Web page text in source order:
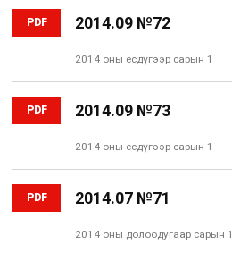
PDF 2014.09 №72
2014 оны есдүгээр сарын 1
PDF 2014.09 №73
2014 оны есдүгээр сарын 1
PDF 2014.07 №71
2014 оны долоодугаар сарын 1